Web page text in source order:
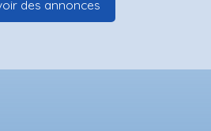
des annonces